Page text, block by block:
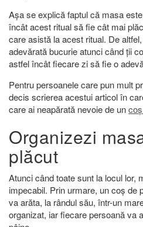
Așa se explică faptul că masa
încât acest ritual să fie cât mai
care asistă la acest ritual. De
adevărată bucurie atunci când ții
astfel încât fiecare zi să fie o
Pentru persoanele care pun mult
decis scrierea acestui articol în
care ai neapărată nevoie de un
Organizezi
plăcut
Atunci când toate sunt la locul lor,
impecabil. Prin urmare, un coș de
va arăta, la rândul său, într-un
organizat, iar fiecare persoană va